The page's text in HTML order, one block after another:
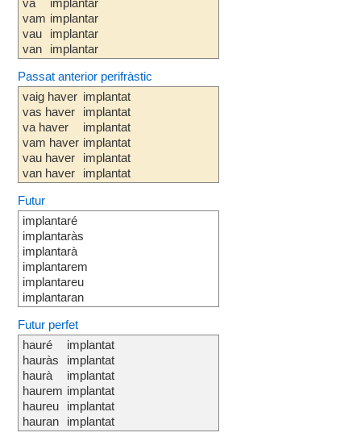
va
vam
vau
van
implantar
implantar
implantar
implantar
Passat anterior perifràstic
vaig haver
vas haver
va haver
vam haver
vau haver
van haver
implantat
implantat
implantat
implantat
implantat
implantat
Futur
implantaré
implantaràs
implantarà
implantarem
implantareu
implantaran
Futur perfet
hauré
hauràs
haurà
haurem
haureu
hauran
implantat
implantat
implantat
implantat
implantat
implantat